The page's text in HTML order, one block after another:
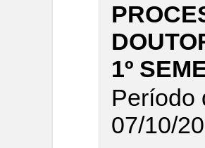
1º
Período
07/10/